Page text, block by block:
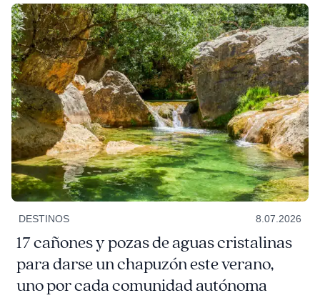
DESTINOS 8.07.2026
17 cañones y pozas de aguas cristalinas
para darse un chapuzón este verano,
uno por cada comunidad autónoma